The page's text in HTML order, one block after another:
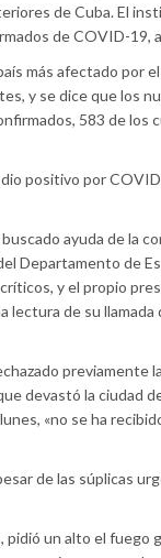
de Cuba. El
de COVID-19,
más afectado por
y se dice que los
583 de los
positivo por
ayuda de la
Departamento de
y el propio
de su
previamente
devastó la ciudad
«no se ha
de las súplicas
un alto el fuego